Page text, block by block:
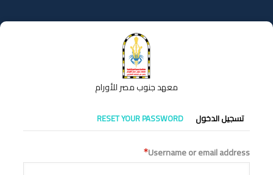
إلى
المحتوى
معهد جنوب مصر للأورام
التبويبات
الأساسية
تسجيل الدخول RESET YOUR PASSWORD
Username or email address